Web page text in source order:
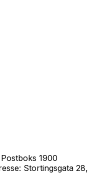
Postboks 1900
Stortingsgata 28,